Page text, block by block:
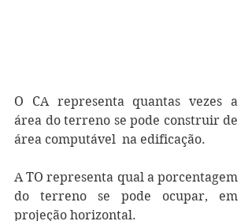
O CA representa quantas vezes a
área do terreno se pode construir de
área computável  na edificação.
A TO representa qual a porcentagem
do terreno se pode ocupar, em
projeção horizontal.